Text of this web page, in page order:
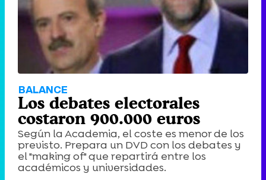
BALANCE
Los debates electorales
costaron 900.000 euros
Según la Academia, el coste es menor de los
previsto. Prepara un DVD con los debates y
el "making of" que repartirá entre los
académicos y universidades.